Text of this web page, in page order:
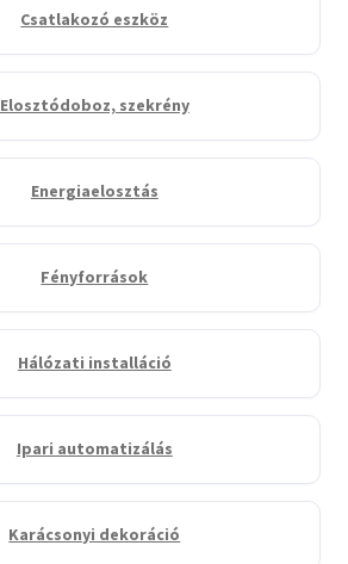
Csatlakozó eszköz
Elosztódoboz, szekrény
Energiaelosztás
Fényforrások
Hálózati installáció
Ipari automatizálás
Karácsonyi dekoráció